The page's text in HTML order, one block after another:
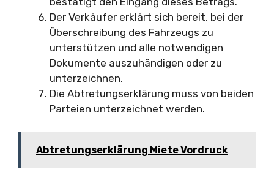
Der Verkäufer erklärt sich bereit, bei der
Überschreibung des Fahrzeugs zu
unterstützen und alle notwendigen
Dokumente auszuhändigen oder zu
unterzeichnen.
Die Abtretungserklärung muss von beiden
Parteien unterzeichnet werden.
Abtretungserklärung Miete Vordruck